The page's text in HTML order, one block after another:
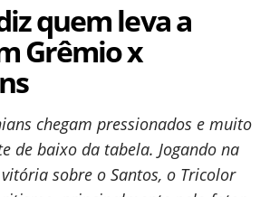
quem leva a
Grêmio x
chegam pressionados e muito
de baixo da tabela. Jogando na
sobre o Santos, o Tricolor